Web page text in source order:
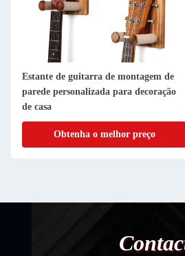
Estante de guitarra de montagem de
parede personalizada para decoração
de casa
Obtenha o melhor preço